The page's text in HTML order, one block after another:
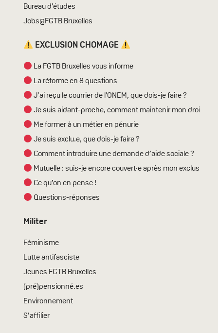
Bureau d’études
Jobs@FGTB Bruxelles
EXCLUSION CHOMAGE
La FGTB Bruxelles vous informe
La réforme en 8 questions
J’ai reçu le courrier de l’ONEM, que dois-je faire ?
Je suis aidant-proche, comment maintenir mon droit ?
Me former à un métier en pénurie
Je suis exclu.e, que dois-je faire ?
Comment introduire une demande d’aide sociale ?
Mutuelle : suis-je encore couvert·e après mon exclusion ?
Ce qu’on en pense !
Questions-réponses
Militer
Féminisme
Lutte antifasciste
Jeunes FGTB Bruxelles
(pré)pensionné.es
Environnement
S’affilier